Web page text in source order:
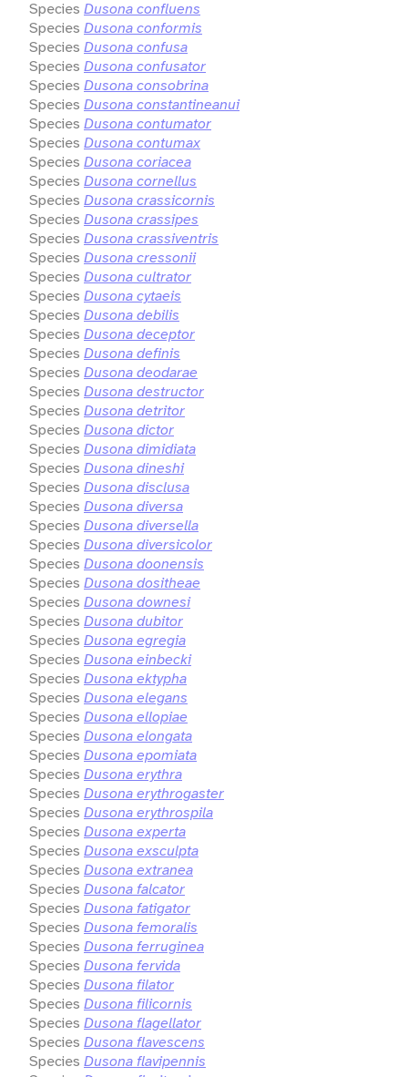
Species Dusona confluens
Species Dusona conformis
Species Dusona confusa
Species Dusona confusator
Species Dusona consobrina
Species Dusona constantineanui
Species Dusona contumator
Species Dusona contumax
Species Dusona coriacea
Species Dusona cornellus
Species Dusona crassicornis
Species Dusona crassipes
Species Dusona crassiventris
Species Dusona cressonii
Species Dusona cultrator
Species Dusona cytaeis
Species Dusona debilis
Species Dusona deceptor
Species Dusona definis
Species Dusona deodarae
Species Dusona destructor
Species Dusona detritor
Species Dusona dictor
Species Dusona dimidiata
Species Dusona dineshi
Species Dusona disclusa
Species Dusona diversa
Species Dusona diversella
Species Dusona diversicolor
Species Dusona doonensis
Species Dusona dositheae
Species Dusona downesi
Species Dusona dubitor
Species Dusona egregia
Species Dusona einbecki
Species Dusona ektypha
Species Dusona elegans
Species Dusona ellopiae
Species Dusona elongata
Species Dusona epomiata
Species Dusona erythra
Species Dusona erythrogaster
Species Dusona erythrospila
Species Dusona experta
Species Dusona exsculpta
Species Dusona extranea
Species Dusona falcator
Species Dusona fatigator
Species Dusona femoralis
Species Dusona ferruginea
Species Dusona fervida
Species Dusona filator
Species Dusona filicornis
Species Dusona flagellator
Species Dusona flavescens
Species Dusona flavipennis